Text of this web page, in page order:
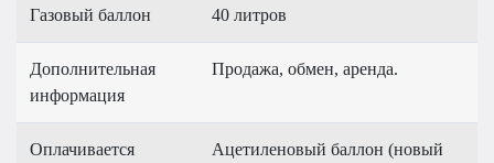
Газовый баллон 40 литров
Дополнительная
информация
Продажа, обмен, аренда.
Оплачивается
Ацетиленовый баллон (новый